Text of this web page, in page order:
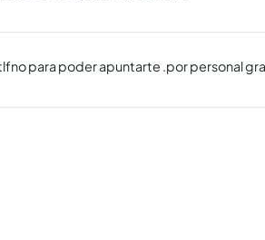
para poder apuntarte .por personal